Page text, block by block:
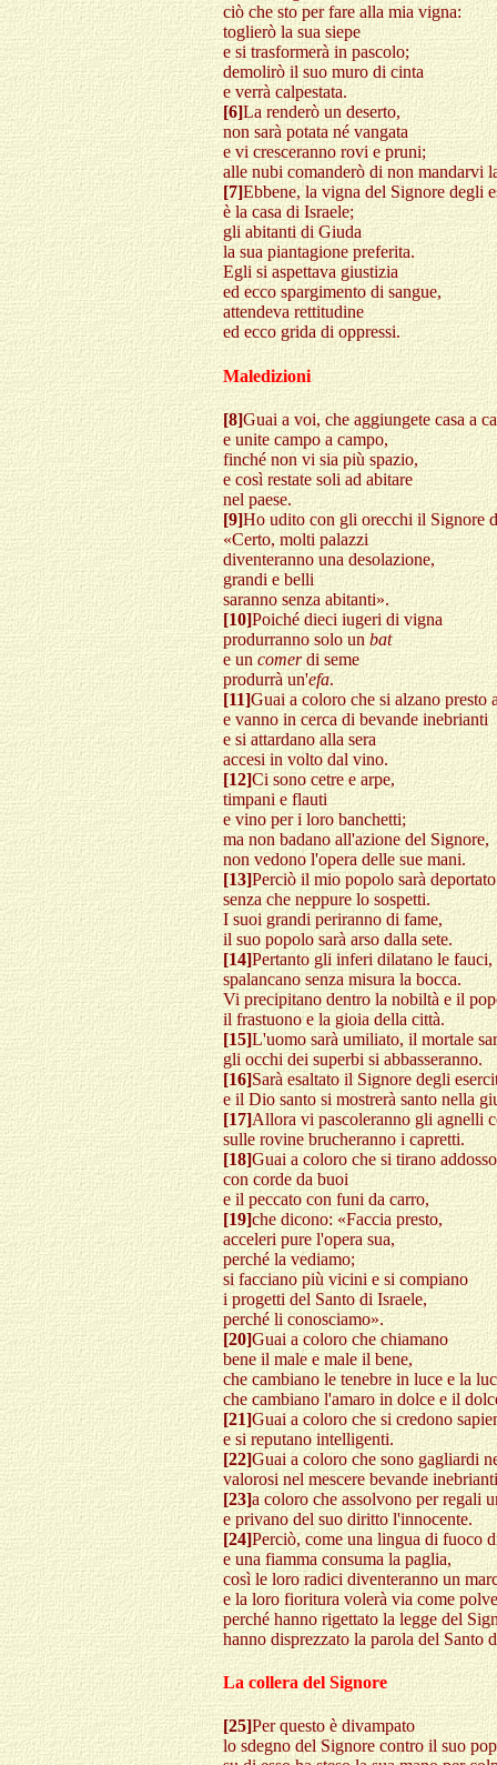
ciò che sto per fare alla mia vigna:
toglierò la sua siepe
e si trasformerà in pascolo;
demolirò il suo muro di cinta
e verrà calpestata.
[6]La renderò un deserto,
non sarà potata né vangata
e vi cresceranno rovi e pruni;
alle nubi comanderò di non mandarvi
[7]Ebbene, la vigna del Signore degli
è la casa di Israele;
gli abitanti di Giuda
la sua piantagione preferita.
Egli si aspettava giustizia
ed ecco spargimento di sangue,
attendeva rettitudine
ed ecco grida di oppressi.
Maledizioni
[8]Guai a voi, che aggiungete casa a
e unite campo a campo,
finché non vi sia più spazio,
e così restate soli ad abitare
nel paese.
[9]Ho udito con gli orecchi il Signore
«Certo, molti palazzi
diventeranno una desolazione,
grandi e belli
saranno senza abitanti».
[10]Poiché dieci iugeri di vigna
produrranno solo unbat
e un comerdi seme
produrrà un'efa.
[11]Guai a coloro che si alzano presto
e vanno in cerca di bevande inebrianti
e si attardano alla sera
accesi in volto dal vino.
[12]Ci sono cetre e arpe,
timpani e flauti
e vino per i loro banchetti;
ma non badano all'azione del Signore,
non vedono l'opera delle sue mani.
[13]Perciò il mio popolo sarà deportato
senza che neppure lo sospetti.
I suoi grandi periranno di fame,
il suo popolo sarà arso dalla sete.
[14]Pertanto gli inferi dilatano le fauci,
spalancano senza misura la bocca.
Vi precipitano dentro la nobiltà e il
il frastuono e la gioia della città.
[15]L'uomo sarà umiliato, il mortale
gli occhi dei superbi si abbasseranno.
[16]Sarà esaltato il Signore degli
e il Dio santo si mostrerà santo nella
[17]Allora vi pascoleranno gli agnelli
sulle rovine brucheranno i capretti.
[18]Guai a coloro che si tirano
con corde da buoi
e il peccato con funi da carro,
[19]che dicono: «Faccia presto,
acceleri pure l'opera sua,
perché la vediamo;
si facciano più vicini e si compiano
i progetti del Santo di Israele,
perché li conosciamo».
[20]Guai a coloro che chiamano
bene il male e male il bene,
che cambiano le tenebre in luce e la
che cambiano l'amaro in dolce e il
[21]Guai a coloro che si credono
e si reputano intelligenti.
[22]Guai a coloro che sono gagliardi
valorosi nel mescere bevande
[23]a coloro che assolvono per regali
e privano del suo diritto l'innocente.
[24]Perciò, come una lingua di fuoco
e una fiamma consuma la paglia,
così le loro radici diventeranno un
e la loro fioritura volerà via come
perché hanno rigettato la legge del
hanno disprezzato la parola del Santo
La collera del Signore
[25]Per questo è divampato
lo sdegno del Signore contro il suo